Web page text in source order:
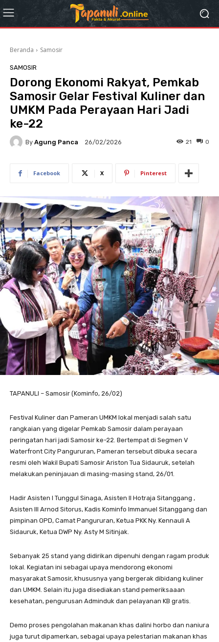
Beranda Samosir
SAMOSIR
Dorong Ekonomi Rakyat, Pemkab
Samosir Gelar Festival Kuliner dan
UMKM Pada Perayaan Hari Jadi
ke-22
By Agung Panca 26/02/2026 0
21
Facebook X Pinterest
TAPANULI – Samosir (Kominfo, 26/02)
Festival Kuliner dan Pameran UMKM lokal menjadi salah satu
rangkaian yang digelar Pemkab Samosir dalam perayaan
peringatan hari jadi Samosir ke-22. Bertempat di Segmen V
Waterfront City Pangururan, Pameran tersebut dibuka secara
resmi oleh Wakil Bupati Samosir Ariston Tua Sidauruk, setelah
melakukan peninjauan di masing-masing stand, 26/01.
Hadir Asisten I Tunggul Sinaga, Asisten II Hotraja Sitanggang ,
Asisten III Arnod Sitorus, Kadis Kominfo Immanuel Sitanggang dan
pimpinan OPD, Camat Pangururan, Ketua PKK Ny. Kennauli A
Sidauruk, Ketua DWP Ny. Asty M Sitinjak.
Sebanyak 25 stand yang didirikan dipenuhi dengan ragam produk
lokal. Kegiatan ini sebagai upaya mendorong ekonomi
masyarakat Samosir, khususnya yang bergerak dibidang kuliner
dan UMKM. Selain itu juga disediakan stand pemeriksaaan
kesehatan, pengurusan Adminduk dan pelayanan KB gratis.
Demo proses pengolahan makanan khas dalini horbo dan naniura
juga turut dipamerkan, sebagai upaya pelestarian makanan khas